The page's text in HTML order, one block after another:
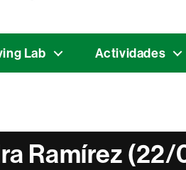
Lab Actividades
Ramírez